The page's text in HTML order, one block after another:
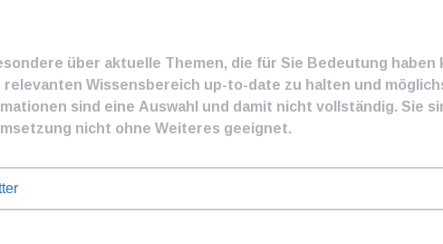
über aktuelle Themen, die für Sie Bedeutung haben
relevanten Wissensbereich up-to-date zu halten und
sind eine Auswahl und damit nicht vollständig. Sie
nicht ohne Weiteres geeignet.